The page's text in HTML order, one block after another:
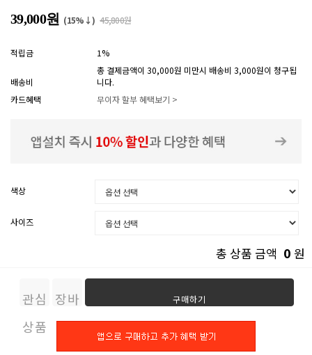
39,000원 (15%↓) 45,800원
적립금 1%
배송비
총 결제금액이 30,000원 미만시 배송비 3,000원이 청구됩
니다.
카드혜택
무이자 할부 혜택보기 >
색상
사이즈
총 상품 금액 0 원
관심
상품
장바
구니
구매하기